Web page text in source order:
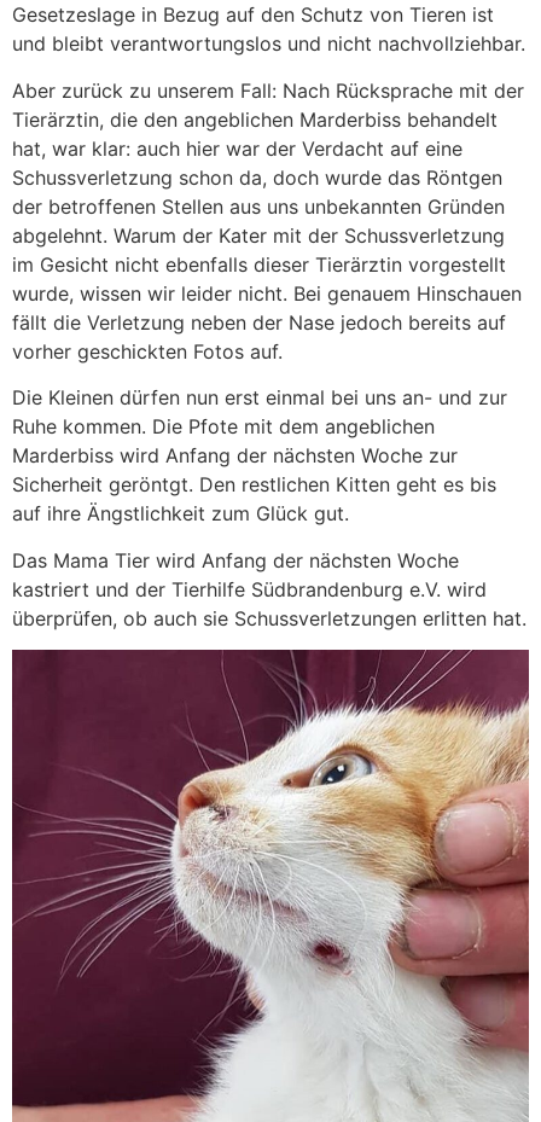
Gesetzeslage in Bezug auf den Schutz von Tieren ist
und bleibt verantwortungslos und nicht nachvollziehbar.
Aber zurück zu unserem Fall: Nach Rücksprache mit der
Tierärztin, die den angeblichen Marderbiss behandelt
hat, war klar: auch hier war der Verdacht auf eine
Schussverletzung schon da, doch wurde das Röntgen
der betroffenen Stellen aus uns unbekannten Gründen
abgelehnt. Warum der Kater mit der Schussverletzung
im Gesicht nicht ebenfalls dieser Tierärztin vorgestellt
wurde, wissen wir leider nicht. Bei genauem Hinschauen
fällt die Verletzung neben der Nase jedoch bereits auf
vorher geschickten Fotos auf.
Die Kleinen dürfen nun erst einmal bei uns an- und zur
Ruhe kommen. Die Pfote mit dem angeblichen
Marderbiss wird Anfang der nächsten Woche zur
Sicherheit geröntgt. Den restlichen Kitten geht es bis
auf ihre Ängstlichkeit zum Glück gut.
Das Mama Tier wird Anfang der nächsten Woche
kastriert und der Tierhilfe Südbrandenburg e.V. wird
überprüfen, ob auch sie Schussverletzungen erlitten hat.